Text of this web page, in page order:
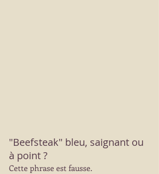
"Beefsteak" bleu, saignant ou
à point ?
Cette phrase est fausse.